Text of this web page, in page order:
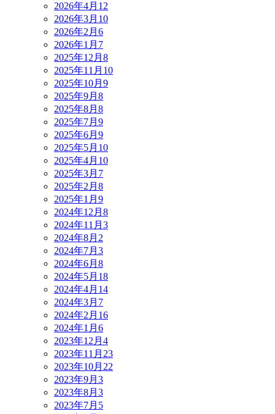
2026年4月 12
2026年3月 10
2026年2月 6
2026年1月 7
2025年12月 8
2025年11月 10
2025年10月 9
2025年9月 8
2025年8月 8
2025年7月 9
2025年6月 9
2025年5月 10
2025年4月 10
2025年3月 7
2025年2月 8
2025年1月 9
2024年12月 8
2024年11月 3
2024年8月 2
2024年7月 3
2024年6月 8
2024年5月 18
2024年4月 14
2024年3月 7
2024年2月 16
2024年1月 6
2023年12月 4
2023年11月 23
2023年10月 22
2023年9月 3
2023年8月 3
2023年7月 5